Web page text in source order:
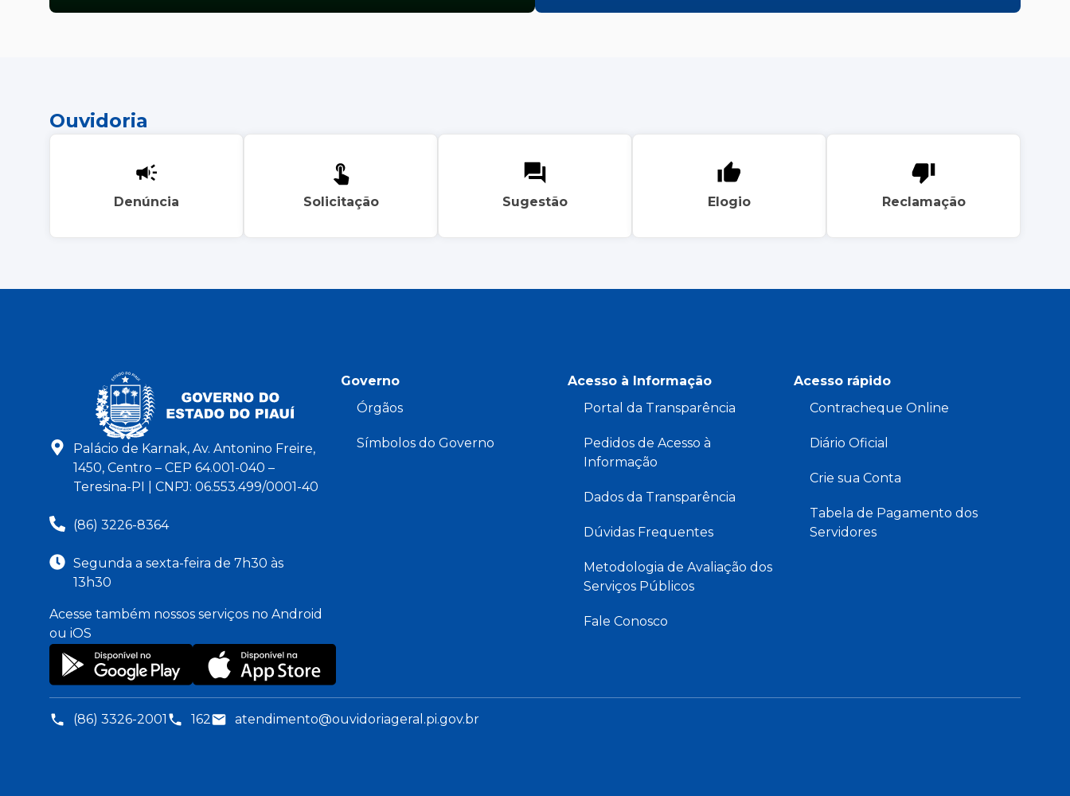
Ouvidoria
Denúncia Solicitação Sugestão Elogio Reclamação
Palácio de Karnak, Av. Antonino Freire,
1450, Centro – CEP 64.001-040 –
Teresina-PI | CNPJ: 06.553.499/0001-40
(86) 3226-8364
Segunda a sexta-feira de 7h30 às
13h30
Acesse também nossos serviços no Android
ou iOS
Governo
Órgãos
Símbolos do Governo
Acesso à Informação
Portal da Transparência
Pedidos de Acesso à
Informação
Dados da Transparência
Dúvidas Frequentes
Metodologia de Avaliação dos
Serviços Públicos
Fale Conosco
Acesso rápido
Contracheque Online
Diário Oficial
Crie sua Conta
Tabela de Pagamento dos
Servidores
(86) 3326-2001 162 atendimento@ouvidoriageral.pi.gov.br